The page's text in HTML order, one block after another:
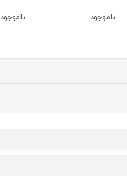
ناموجود ناموجود